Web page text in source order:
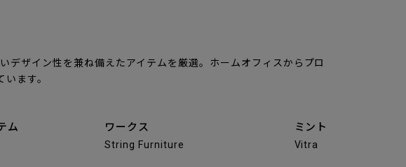
ザイン性を兼ね備えたアイテムを厳選。ホームオフィスからプロ
ます。
ム ワークス
String Furniture
ミント
Vitra